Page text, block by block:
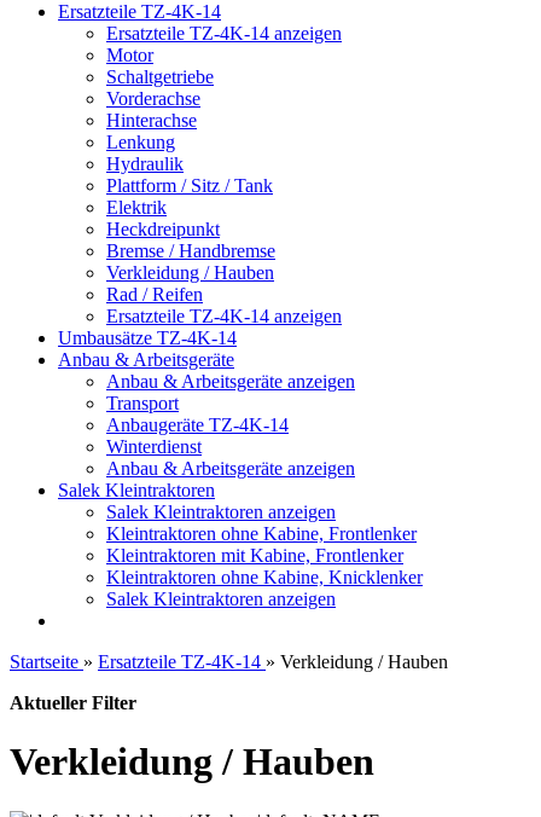
Ersatzteile TZ-4K-14
Ersatzteile TZ-4K-14 anzeigen
Motor
Schaltgetriebe
Vorderachse
Hinterachse
Lenkung
Hydraulik
Plattform / Sitz / Tank
Elektrik
Heckdreipunkt
Bremse / Handbremse
Verkleidung / Hauben
Rad / Reifen
Ersatzteile TZ-4K-14 anzeigen
Umbausätze TZ-4K-14
Anbau & Arbeitsgeräte
Anbau & Arbeitsgeräte anzeigen
Transport
Anbaugeräte TZ-4K-14
Winterdienst
Anbau & Arbeitsgeräte anzeigen
Salek Kleintraktoren
Salek Kleintraktoren anzeigen
Kleintraktoren ohne Kabine, Frontlenker
Kleintraktoren mit Kabine, Frontlenker
Kleintraktoren ohne Kabine, Knicklenker
Salek Kleintraktoren anzeigen
Startseite » Ersatzteile TZ-4K-14 » Verkleidung / Hauben
Aktueller Filter
Verkleidung / Hauben